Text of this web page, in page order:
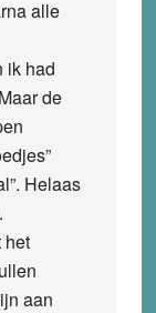
alle
ik had
de
Helaas
het
aan